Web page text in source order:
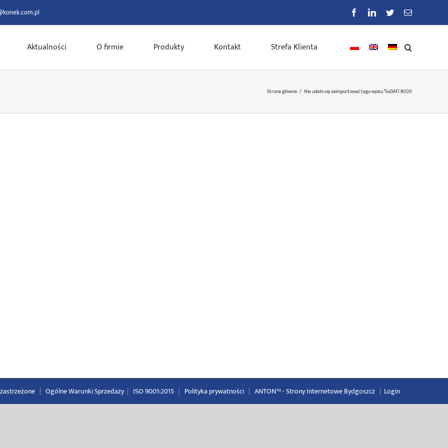
FacebookLinkedIn
TwitterE-
Aktualności O firmie Produkty Kontakt Strefa Klienta
Strona główna / Nie udało się zaimportować tagu wpisu %sDATI 8000
| Ogólne Warunki Sprzedaży | ISO 9001:2015 | Polityka prywatności | ANTON™ -Strony Internetowe Bydgoszcz | Login